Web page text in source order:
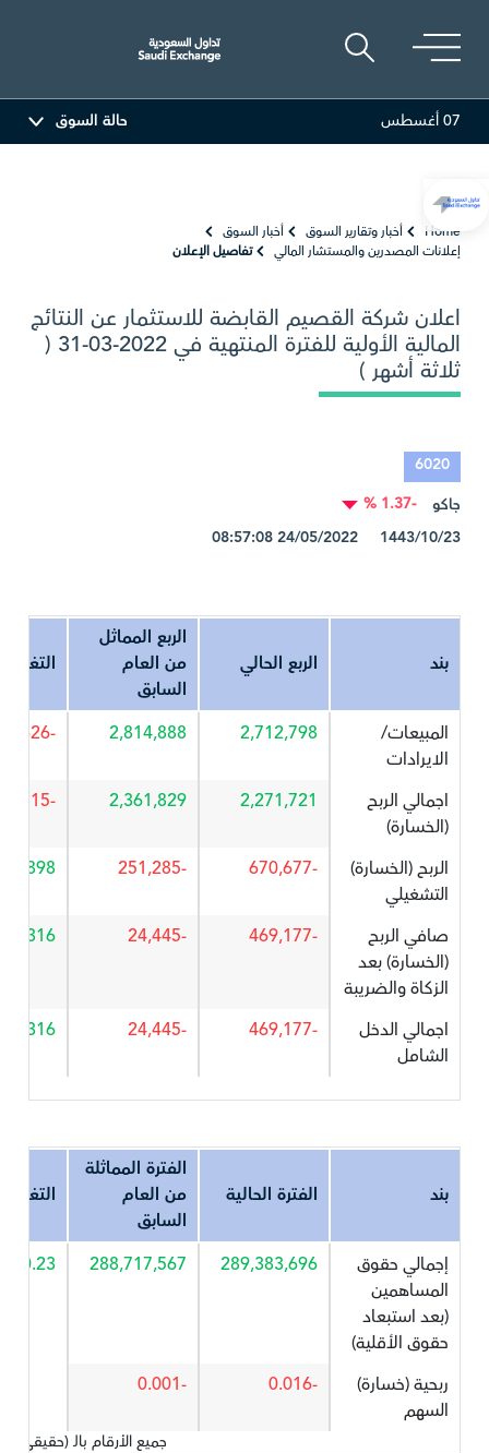
81.70
07 أغسطس حالة السوق
Home أخبار وتقارير السوق
أخبار السوق
إعلانات المصدرين والمستشار المالي
تفاصيل الإعلان
اعلان شركة القصيم القابضة للاستثمار عن النتائج
المالية الأولية للفترة المنتهية في 2022-03-31 (
ثلاثة أشهر )
6020
جاكو
-1.37 %
1443/10/23 24/05/2022 08:57:08
بند الربع الحالي
الربع المماثل
من العام
السابق
التغير%
المبيعات/
الايرادات
2,712,798
2,814,888
-3.626
اجمالي الربح
(الخسارة)
2,271,721
2,361,829
-3.815
الربح (الخسارة)
التشغيلي
-670,677
-251,285
صافي الربح
(الخسارة) بعد
الزكاة والضريبة
-469,177
-24,445
اجمالي الدخل
الشامل
-469,177
-24,445
بند الفترة الحالية
الفترة المماثلة
من العام
السابق
التغير%
إجمالي حقوق
المساهمين
(بعد استبعاد
حقوق الأقلية)
289,383,696
288,717,567
0.23
ربحية (خسارة)
السهم
-0.016
-0.001
جميع الأرقام بالـ (حقيقي)